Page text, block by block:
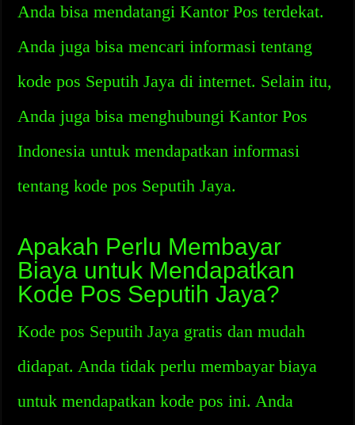
Anda bisa mendatangi Kantor Pos terdekat.
Anda juga bisa mencari informasi tentang
kode pos Seputih Jaya di internet. Selain itu,
Anda juga bisa menghubungi Kantor Pos
Indonesia untuk mendapatkan informasi
tentang kode pos Seputih Jaya.
Apakah Perlu Membayar
Biaya untuk Mendapatkan
Kode Pos Seputih Jaya?
Kode pos Seputih Jaya gratis dan mudah
didapat. Anda tidak perlu membayar biaya
untuk mendapatkan kode pos ini. Anda